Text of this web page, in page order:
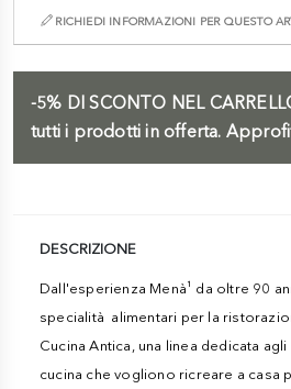
RICHIEDI INFORMAZIONI PER QUESTO
-5% DI SCONTO NEL
tutti i prodotti in offerta.
DESCRIZIONE
Dall'esperienza Menà¹ da oltre 90
specialità alimentari per la
Cucina Antica, una linea dedicata
cucina che vogliono ricreare a casa